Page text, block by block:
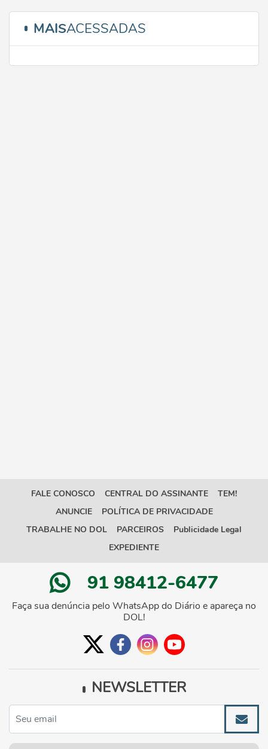
MAISACESSADAS
FALE CONOSCO CENTRAL DO ASSINANTE
TEM!
ANUNCIE
POLÍTICA DE PRIVACIDADE
TRABALHE NO DOL
PARCEIROS
Publicidade Legal
EXPEDIENTE
91 98412-6477
Faça sua denúncia pelo WhatsApp do Diário e apareça no
DOL!
NEWSLETTER